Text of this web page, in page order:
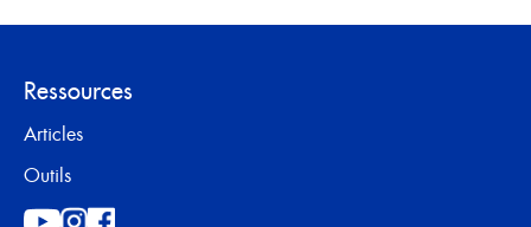
Ressources
Articles
Outils